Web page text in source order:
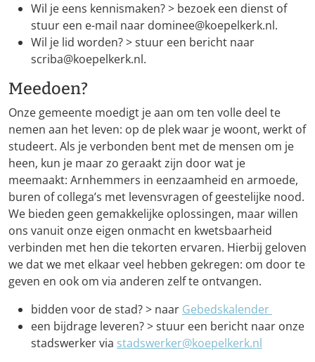
Wil je eens kennismaken? > bezoek een dienst of
stuur een e-mail naar dominee@koepelkerk.nl.
Wil je lid worden? > stuur een bericht naar
scriba@koepelkerk.nl.
Meedoen?
Onze gemeente moedigt je aan om ten volle deel te
nemen aan het leven: op de plek waar je woont, werkt of
studeert. Als je verbonden bent met de mensen om je
heen, kun je maar zo geraakt zijn door wat je
meemaakt: Arnhemmers in eenzaamheid en armoede,
buren of collega’s met levensvragen of geestelijke nood.
We bieden geen gemakkelijke oplossingen, maar willen
ons vanuit onze eigen onmacht en kwetsbaarheid
verbinden met hen die tekorten ervaren. Hierbij geloven
we dat we met elkaar veel hebben gekregen: om door te
geven en ook om via anderen zelf te ontvangen.
bidden voor de stad? > naar Gebedskalender
een bijdrage leveren? > stuur een bericht naar onze
stadswerker via stadswerker@koepelkerk.nl